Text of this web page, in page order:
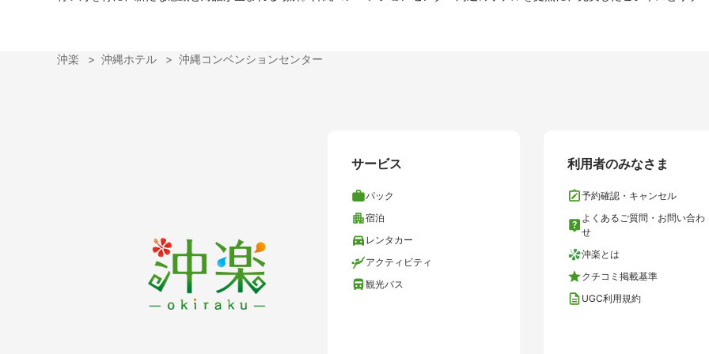
沖楽 沖縄ホテル 沖縄コンベンションセンター
サービス
パック
宿泊
レンタカー
アクティビティ
観光バス
利用者のみなさま
予約確認・キャンセル
よくあるご質問・お問い合わ
せ
沖楽とは
クチコミ掲載基準
UGC利用規約